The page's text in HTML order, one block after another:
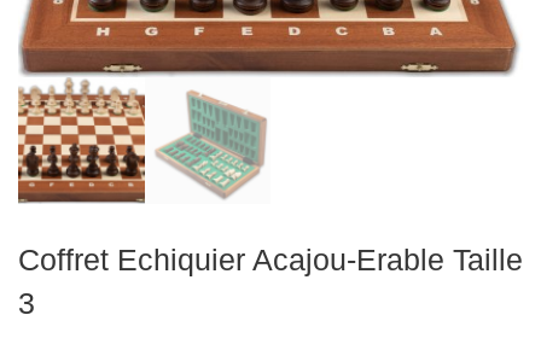
de
voyage
Echiquiers
électroniques
Echiquiers
clubs
Coffret Echiquier Acajou-Erable Taille
3